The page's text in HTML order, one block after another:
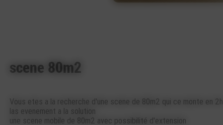
scene 80m2
Vous etes a la recherche d'une scene de 80m2 qui ce monte en 2h
las evenement a la solution
une scene mobile de 80m2 avec possibilité d'extension